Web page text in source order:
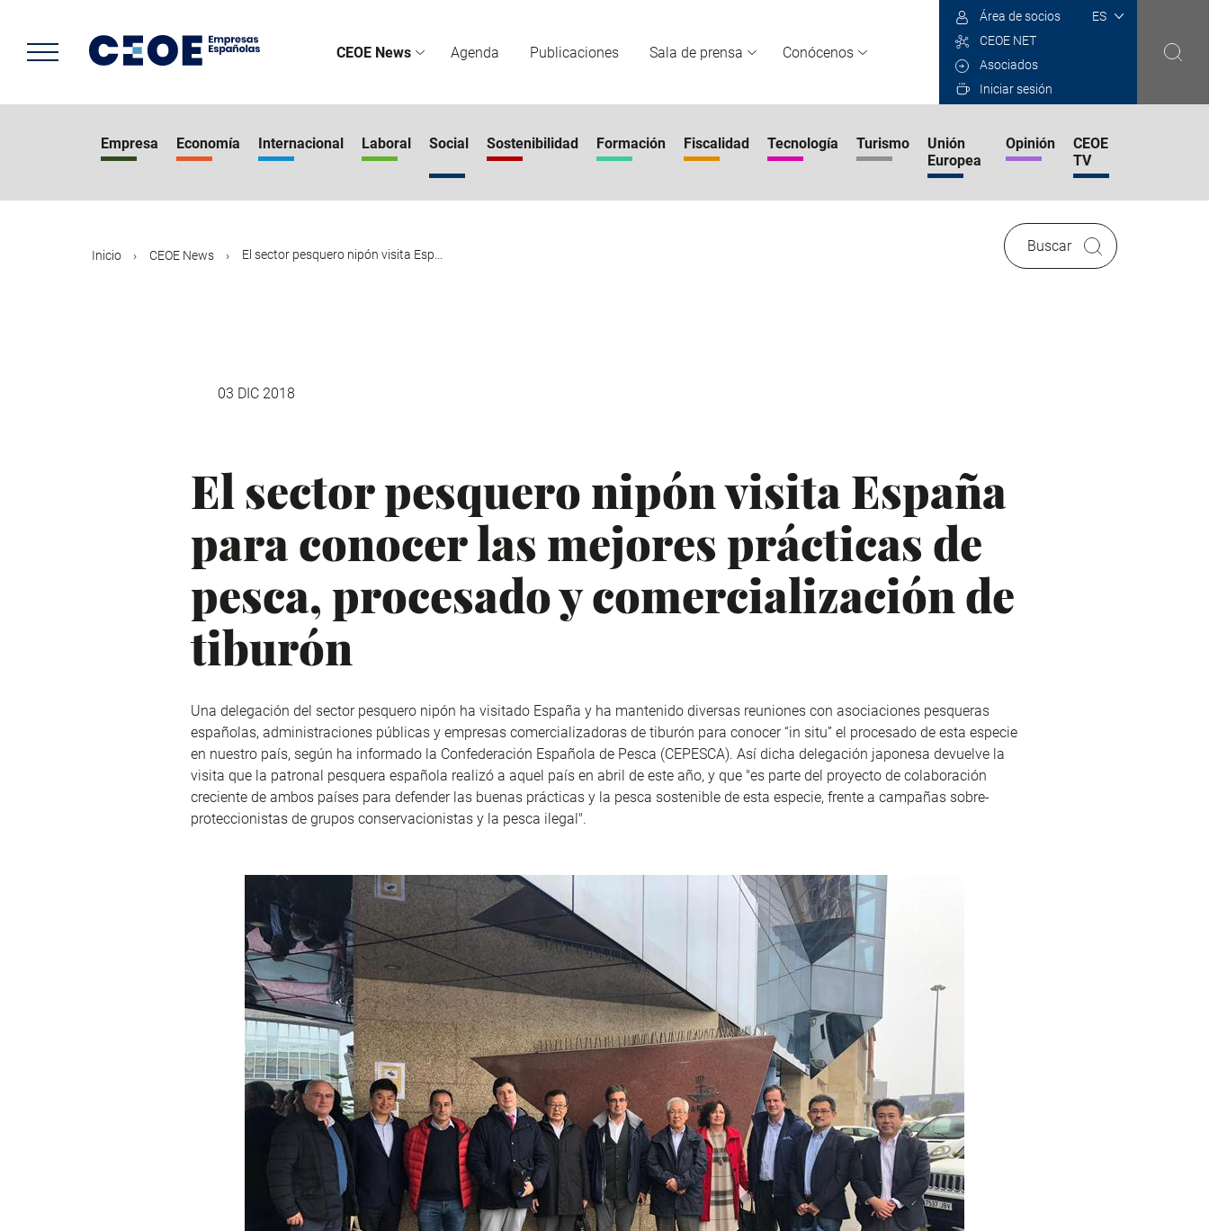
contenido
principal
CEOE News Agenda Publicaciones Sala de prensa Conócenos
Select
Área de socios
CEOE NET
Asociados
Iniciar sesión
Empresa Economía Internacional Laboral Social Sostenibilidad Formación Fiscalidad Tecnología Turismo
Unión
Europea
Opinión
CEOE
TV
Inicio CEOE News El sector pesquero nipón visita Esp...
Buscar
03 DIC 2018
El sector pesquero nipón visita España
para conocer las mejores prácticas de
pesca, procesado y comercialización de
tiburón
Una delegación del sector pesquero nipón ha visitado España y ha mantenido diversas reuniones con asociaciones pesqueras
españolas, administraciones públicas y empresas comercializadoras de tiburón para conocer “in situ” el procesado de esta especie
en nuestro país, según ha informado la Confederación Española de Pesca (CEPESCA). Así dicha delegación japonesa devuelve la
visita que la patronal pesquera española realizó a aquel país en abril de este año, y que "es parte del proyecto de colaboración
creciente de ambos países para defender las buenas prácticas y la pesca sostenible de esta especie, frente a campañas sobre-
proteccionistas de grupos conservacionistas y la pesca ilegal".